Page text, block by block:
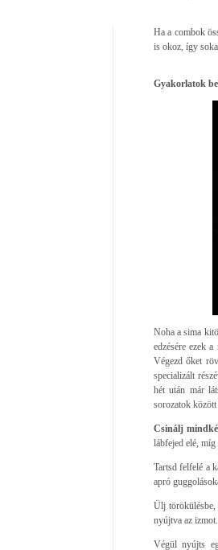
Ha a combok
is okoz, így
Gyakorlatok
Noha a sima
edzésére ezek a
Végezd őket
specializált
hét után már
sorozatok
Csinálj
lábfejed elé,
Tartsd felfelé a
apró
Ülj törökülésbe,
nyújtva az
Végül nyújts